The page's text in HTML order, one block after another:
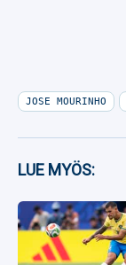
JOSE MOURINHO
LUE MYÖS: